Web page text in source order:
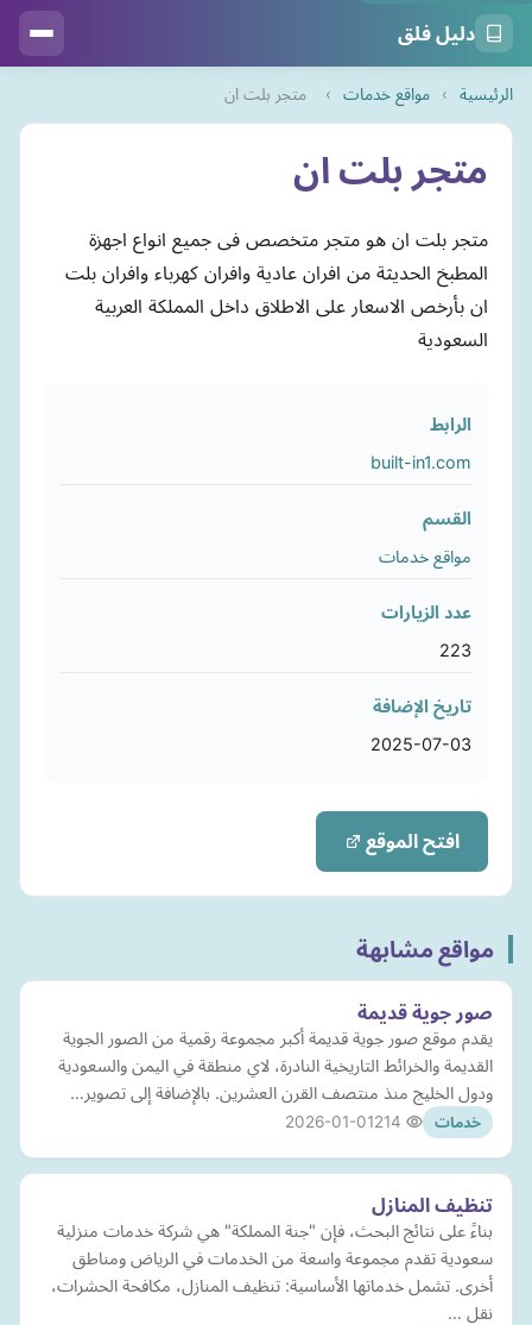
دليل فلق
الرئيسية › مواقع خدمات › متجر بلت ان
متجر بلت ان
متجر بلت ان هو متجر متخصص فى جميع انواع اجهزة
المطبخ الحديثة من افران عادية وافران كهرباء وافران بلت
ان بأرخص الاسعار على الاطلاق داخل المملكة العربية
السعودية
الرابط
built-in1.com
القسم
مواقع خدمات
عدد الزيارات
223
تاريخ الإضافة
2025-07-03
افتح الموقع
مواقع مشابهة
صور جوية قديمة
يقدم موقع صور جوية قديمة أكبر مجموعة رقمية من الصور الجوية
القديمة والخرائط التاريخية النادرة، لاي منطقة في اليمن والسعودية
ودول الخليج منذ منتصف القرن العشرين. بالإضافة إلى تصوير…
خدمات 2026-01-01
تنظيف المنازل
بناءً على نتائج البحث، فإن "جنة المملكة" هي شركة خدمات منزلية
سعودية تقدم مجموعة واسعة من الخدمات في الرياض ومناطق
أخرى. تشمل خدماتها الأساسية: تنظيف المنازل، مكافحة الحشرات،
نقل …